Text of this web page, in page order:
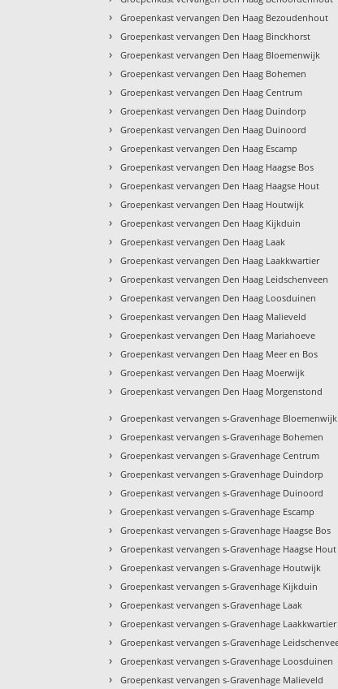
› Groepenkast vervangen Den Haag Bezoudenhout
› Groepenkast vervangen Den Haag Binckhorst
› Groepenkast vervangen Den Haag Bloemenwijk
› Groepenkast vervangen Den Haag Bohemen
› Groepenkast vervangen Den Haag Centrum
› Groepenkast vervangen Den Haag Duindorp
› Groepenkast vervangen Den Haag Duinoord
› Groepenkast vervangen Den Haag Escamp
› Groepenkast vervangen Den Haag Haagse Bos
› Groepenkast vervangen Den Haag Haagse Hout
› Groepenkast vervangen Den Haag Houtwijk
› Groepenkast vervangen Den Haag Kijkduin
› Groepenkast vervangen Den Haag Laak
› Groepenkast vervangen Den Haag Laakkwartier
› Groepenkast vervangen Den Haag Leidschenveen
› Groepenkast vervangen Den Haag Loosduinen
› Groepenkast vervangen Den Haag Malieveld
› Groepenkast vervangen Den Haag Mariahoeve
› Groepenkast vervangen Den Haag Meer en Bos
› Groepenkast vervangen Den Haag Moerwijk
› Groepenkast vervangen Den Haag Morgenstond
› Groepenkast vervangen s-Gravenhage Bloemenwijk
› Groepenkast vervangen s-Gravenhage Bohemen
› Groepenkast vervangen s-Gravenhage Centrum
› Groepenkast vervangen s-Gravenhage Duindorp
› Groepenkast vervangen s-Gravenhage Duinoord
› Groepenkast vervangen s-Gravenhage Escamp
› Groepenkast vervangen s-Gravenhage Haagse Bos
› Groepenkast vervangen s-Gravenhage Haagse Hout
› Groepenkast vervangen s-Gravenhage Houtwijk
› Groepenkast vervangen s-Gravenhage Kijkduin
› Groepenkast vervangen s-Gravenhage Laak
› Groepenkast vervangen s-Gravenhage Laakkwartier
› Groepenkast vervangen s-Gravenhage
› Groepenkast vervangen s-Gravenhage Loosduinen
› Groepenkast vervangen s-Gravenhage Malieveld